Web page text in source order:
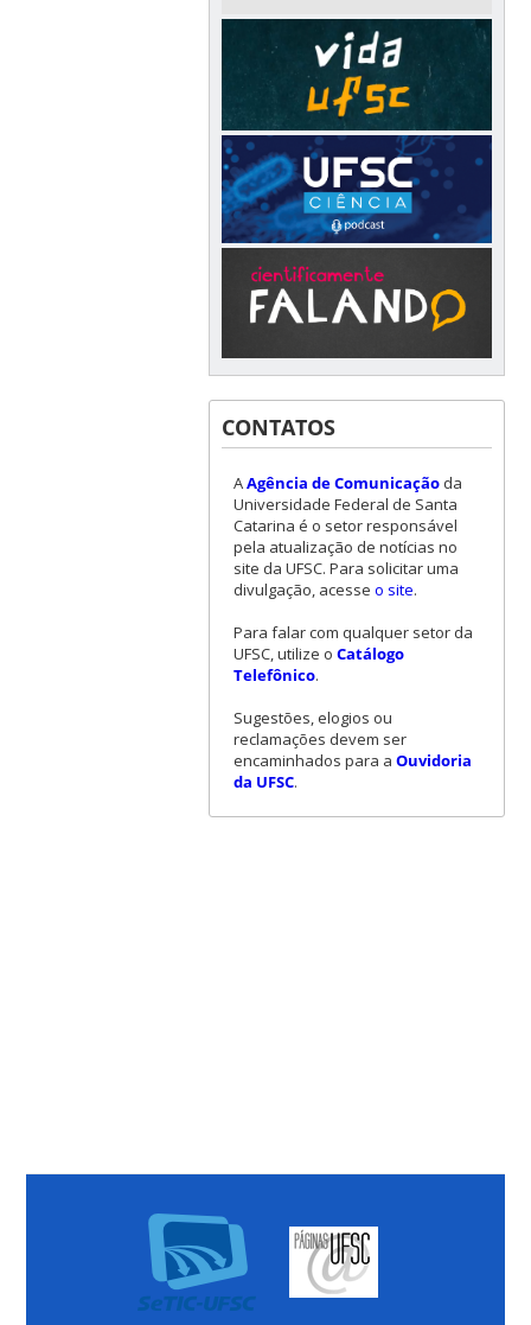
CONTATOS
AAgência de Comunicaçãoda
Universidade Federal de Santa
Catarina é o setor responsável
pela atualização de notícias no
site da UFSC. Para solicitar uma
divulgação, acesse o site.
Para falar com qualquer setor da
UFSC, utilize o Catálogo
Telefônico.
Sugestões, elogios ou
reclamações devem ser
encaminhados para a Ouvidoria
da UFSC.